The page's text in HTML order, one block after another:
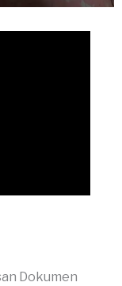
Dokumen